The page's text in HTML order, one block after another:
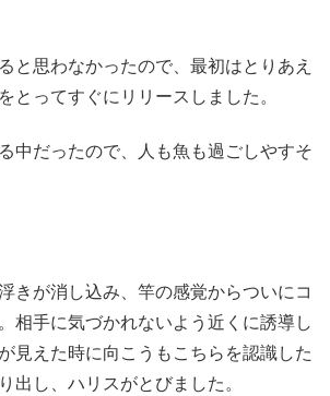
と思わなかったので、最初はとりあえ
とってすぐにリリースしました。
中だったので、人も魚も過ごしやすそ
きが消し込み、竿の感覚からついにコ
相手に気づかれないよう近くに誘導し
見えた時に向こうもこちらを認識した
出し、ハリスがとびました。